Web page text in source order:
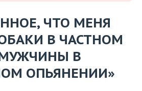
ЧТО МЕНЯ
В ЧАСТНОМ
В
ОПЬЯНЕНИИ»